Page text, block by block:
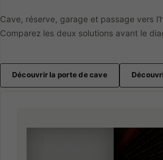
Cave, réserve, garage et passage vers
Comparez les deux solutions avant le
Découvrir la porte de cave